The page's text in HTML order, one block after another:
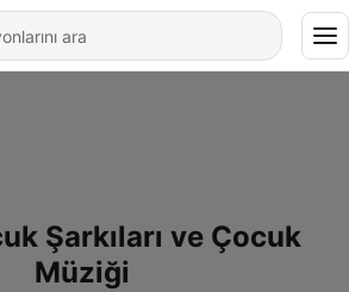
Şarkıları ve Çocuk
Müziği